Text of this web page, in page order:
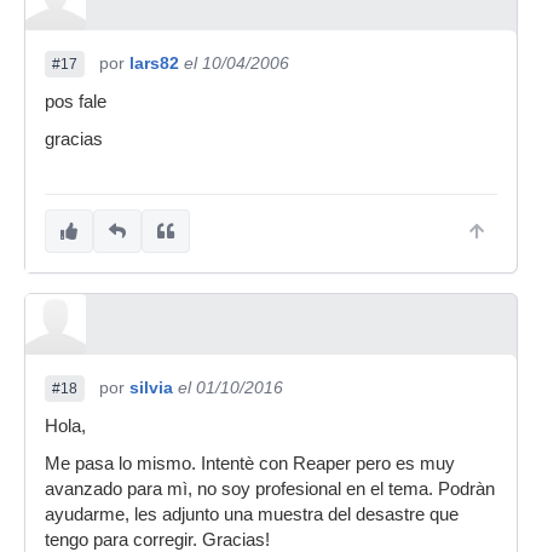
#17 por lars82 el 10/04/2006
pos fale
gracias
#18 por silvia el 01/10/2016
Hola,
Me pasa lo mismo. Intentè con Reaper pero es muy
avanzado para mì, no soy profesional en el tema. Podràn
ayudarme, les adjunto una muestra del desastre que
tengo para corregir. Gracias!